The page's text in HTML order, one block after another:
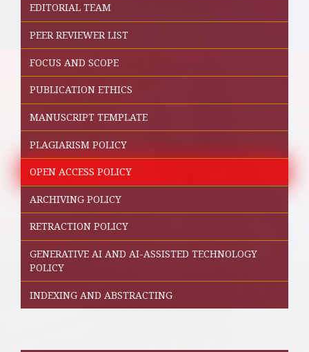
EDITORIAL TEAM
PEER REVIEWER LIST
FOCUS AND SCOPE
PUBLICATION ETHICS
MANUSCRIPT TEMPLATE
PLAGIARISM POLICY
OPEN ACCESS POLICY
ARCHIVING POLICY
RETRACTION POLICY
GENERATIVE AI AND AI-ASSISTED TECHNOLOGY
POLICY
INDEXING AND ABSTRACTING